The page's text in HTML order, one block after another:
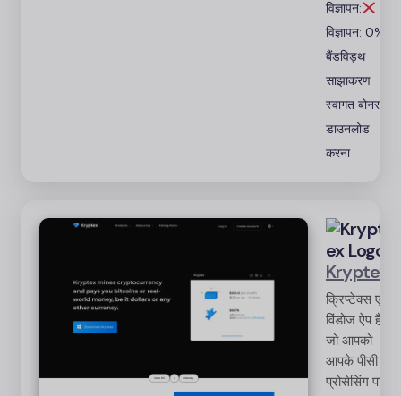
आधार पर
कमाई अलग-
अलग होती है।
विज्ञापन:
विज्ञापन: 0%
बैंडविड्थ
साझाकरण
स्वागत बोनस
डाउनलोड
करना
Kryptex
क्रिप्टेक्स एक
विंडोज ऐप है
जो आपको
आपके पीसी की
प्रोसेसिंग पावर